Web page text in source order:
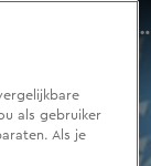
Windstoten en windrichting maandag en dinsdag
als gebruiker
Als je